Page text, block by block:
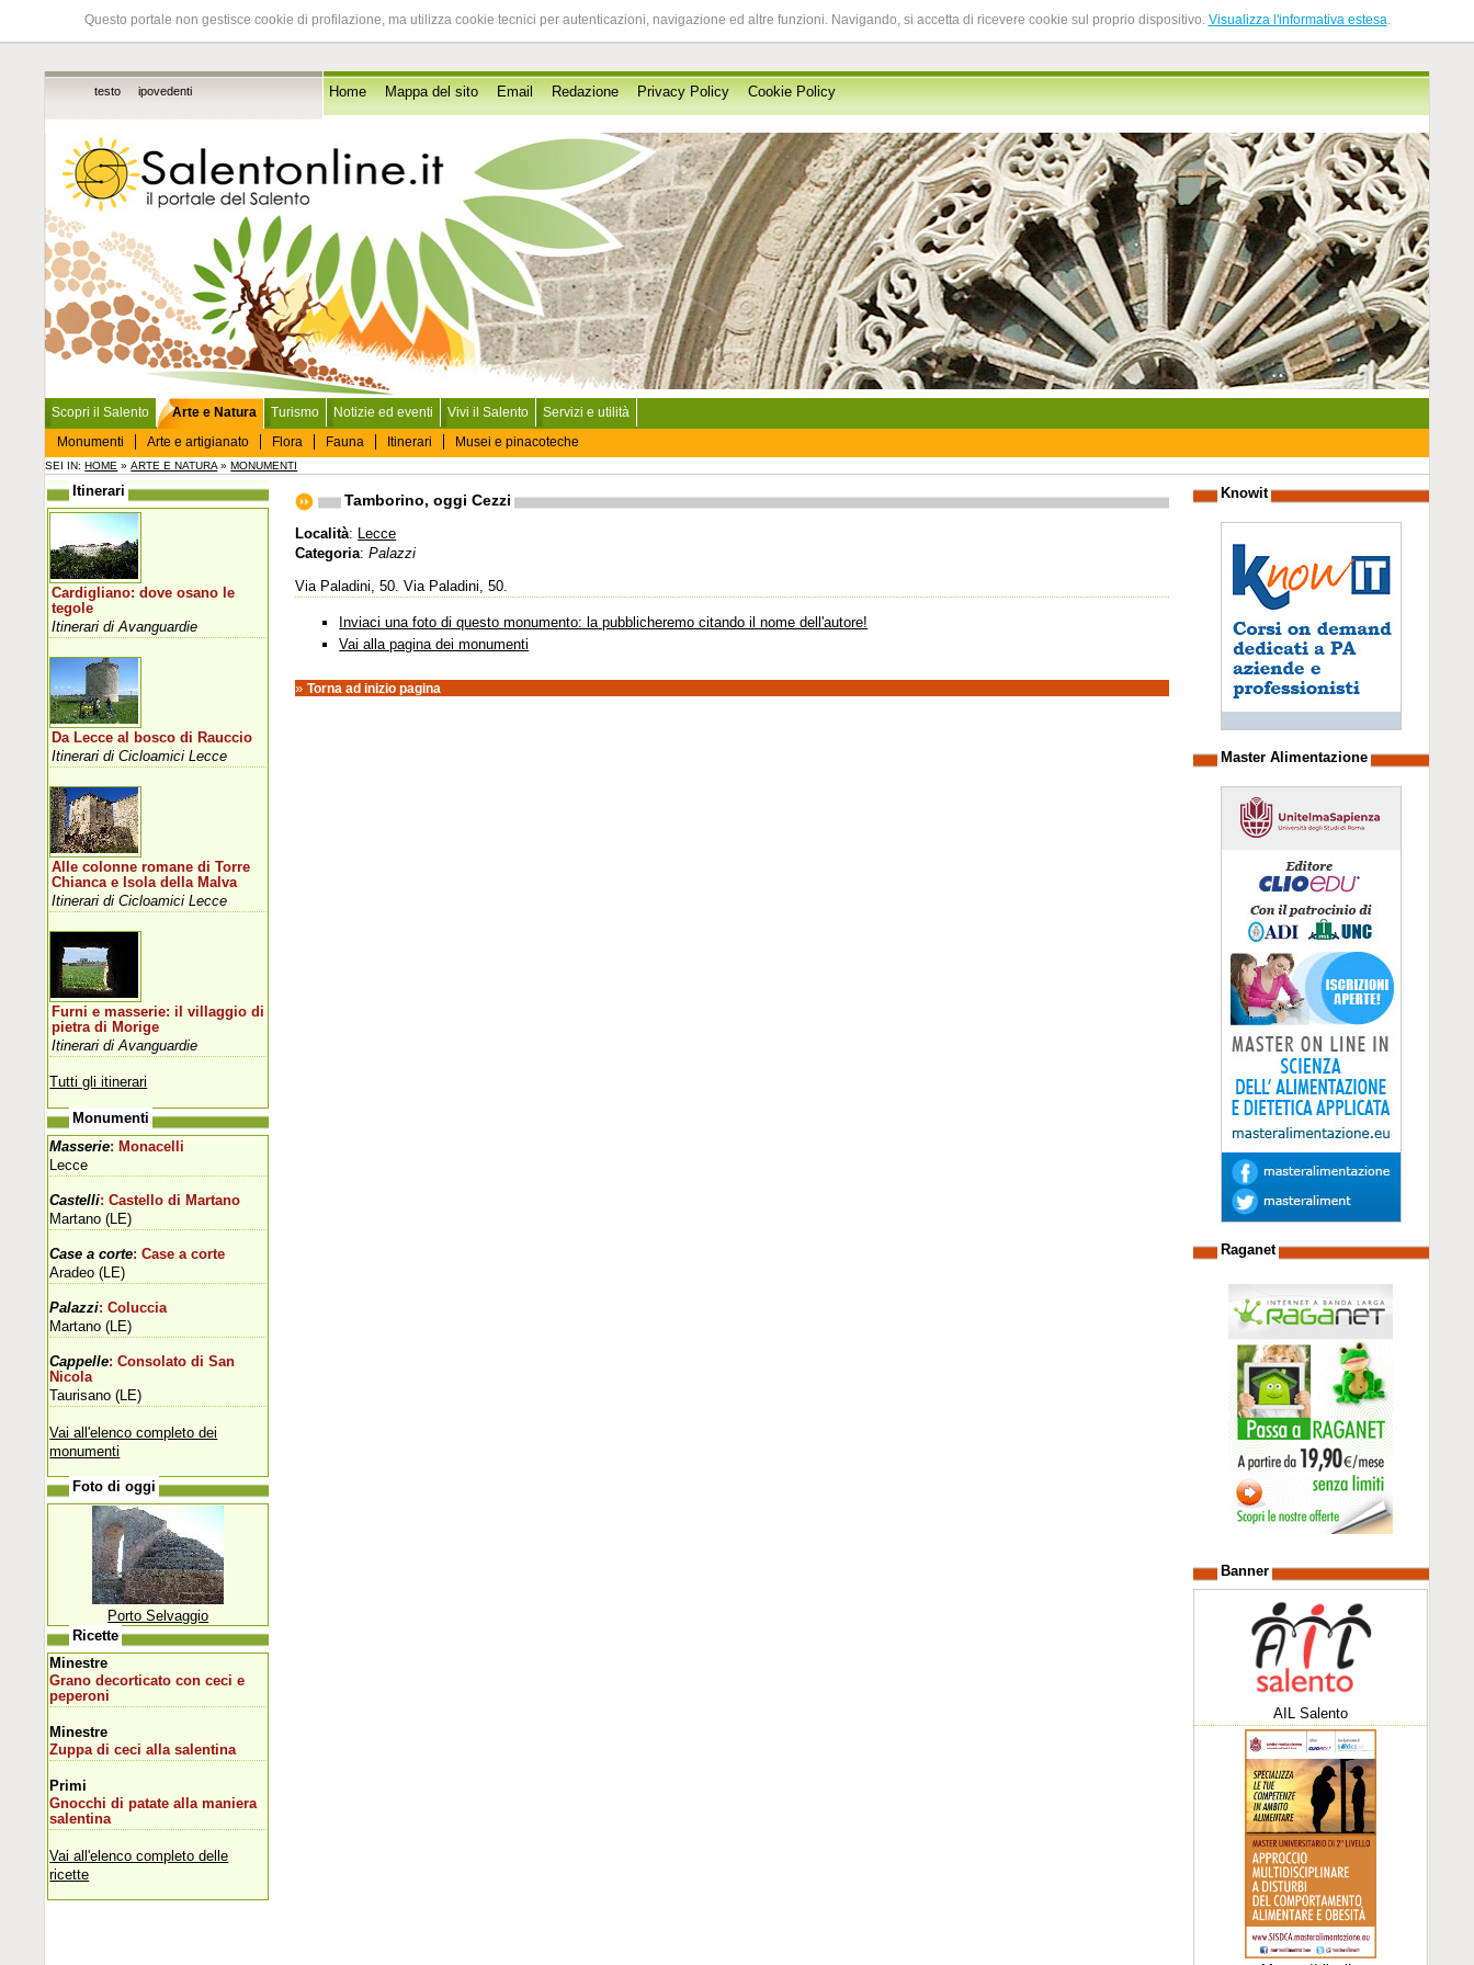
Questo portale non gestisce cookie di profilazione, ma utilizza cookie tecnici per autenticazioni, navigazione ed altre funzioni. Navigando, si accetta di ricevere cookie sul proprio dispositivo. Visualizza l'informativa estesa.
testo ipovedenti Home Mappa del sito Email Redazione Privacy Policy Cookie Policy
Scopri il Salento
Arte e Natura
Monumenti
Arte e artigianato Flora Fauna Itinerari Musei e pinacoteche
Turismo Notizie ed eventi Vivi il Salento Servizi e utilità
SEI IN:HOME »ARTE E NATURA »MONUMENTI
Tamborino, oggi Cezzi
Località: Lecce
Categoria:Palazzi
Via Paladini, 50. Via Paladini, 50.
Inviaci una foto di questo monumento: la pubblicheremo citando il nome dell'autore!
Vai alla pagina dei monumenti
»Torna ad inizio pagina
Itinerari
Cardigliano: dove osano le
tegole
Itinerari di Avanguardie
Da Lecce al bosco di Rauccio
Itinerari di Cicloamici Lecce
Alle colonne romane di Torre
Chianca e Isola della Malva
Itinerari di Cicloamici Lecce
Furni e masserie: il villaggio di
pietra di Morige
Itinerari di Avanguardie
Tutti gli itinerari
Monumenti
Masserie: Monacelli
Lecce
Castelli: Castello di Martano
Martano (LE)
Case a corte: Case a corte
Aradeo (LE)
Palazzi: Coluccia
Martano (LE)
Cappelle: Consolato di San
Nicola
Taurisano (LE)
Vai all'elenco completo dei
monumenti
Foto di oggi
Porto Selvaggio
Ricette
Minestre
Grano decorticato con ceci e
peperoni
Minestre
Zuppa di ceci alla salentina
Primi
Gnocchi di patate alla maniera
salentina
Vai all'elenco completo delle
ricette
Knowit
Master Alimentazione
Raganet
Banner
AIL Salento